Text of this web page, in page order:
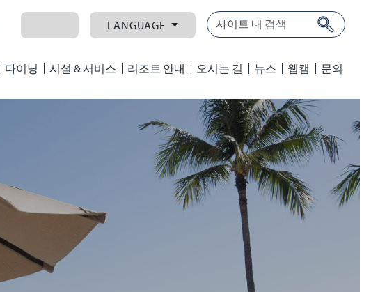
LANGUAGE
다이닝 시설 & 서비스 리조트 안내 오시는 길 뉴스 웹캠 문의